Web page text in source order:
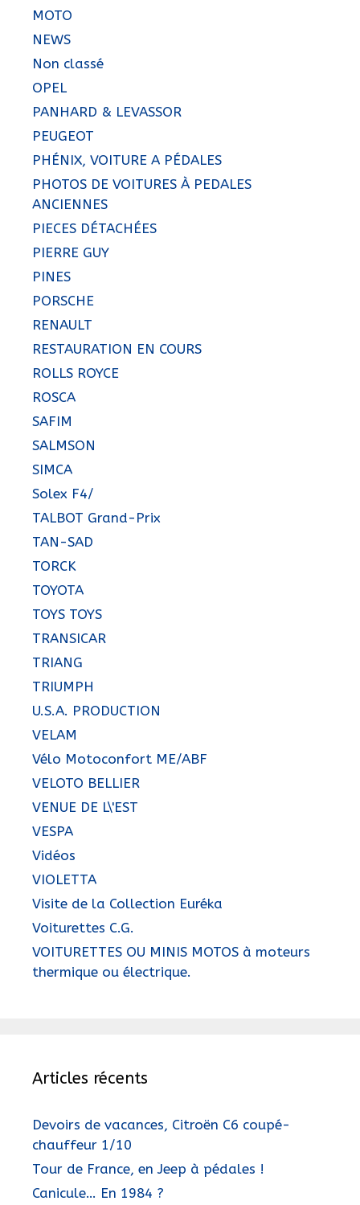
MOTO
NEWS
Non classé
OPEL
PANHARD & LEVASSOR
PEUGEOT
PHÉNIX, VOITURE A PÉDALES
PHOTOS DE VOITURES À PEDALES
ANCIENNES
PIECES DÉTACHÉES
PIERRE GUY
PINES
PORSCHE
RENAULT
RESTAURATION EN COURS
ROLLS ROYCE
ROSCA
SAFIM
SALMSON
SIMCA
Solex F4/
TALBOT Grand-Prix
TAN-SAD
TORCK
TOYOTA
TOYS TOYS
TRANSICAR
TRIANG
TRIUMPH
U.S.A. PRODUCTION
VELAM
Vélo Motoconfort ME/ABF
VELOTO BELLIER
VENUE DE L\'EST
VESPA
Vidéos
VIOLETTA
Visite de la Collection Euréka
Voiturettes C.G.
VOITURETTES OU MINIS MOTOS à moteurs
thermique ou électrique.
Articles récents
Devoirs de vacances, Citroën C6 coupé-
chauffeur 1/10
Tour de France, en Jeep à pédales !
Canicule… En 1984 ?